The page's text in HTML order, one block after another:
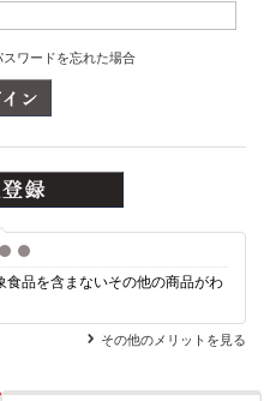
ワードを忘れた場合
3 4
食品を含まないその他の商品がわ
その他のメリットを見る